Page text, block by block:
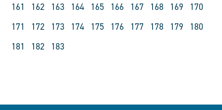
161
162 163 164 165 166 167 168 169
170
171
172 173 174 175 176 177 178 179
180
181
182 183